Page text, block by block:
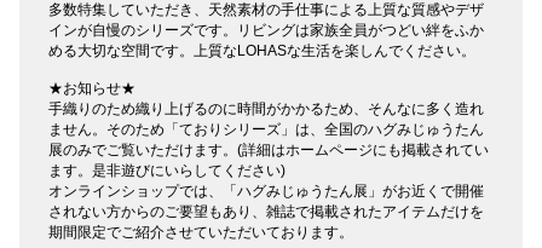
多数特集していただき、天然素材の手仕事による上質な質感やデザ
インが自慢のシリーズです。リビングは家族全員がつどい絆をふか
める大切な空間です。上質なLOHASな生活を楽しんでください。
★お知らせ★
手織りのため織り上げるのに時間がかかるため、そんなに多く造れ
ません。そのため「ておりシリーズ」は、全国のハグみじゅうたん
展のみでご覧いただけます。(詳細はホームページにも掲載されてい
ます。是非遊びにいらしてください)
オンラインショップでは、「ハグみじゅうたん展」がお近くで開催
されない方からのご要望もあり、雑誌で掲載されたアイテムだけを
期間限定でご紹介させていただいております。